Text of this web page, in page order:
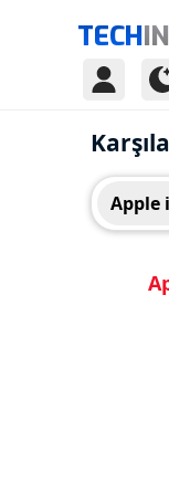
TECHIN
Apple